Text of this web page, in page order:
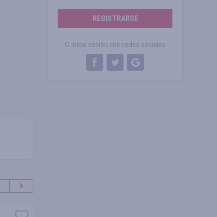
REGISTRARSE
O inicie sesión con redes sociales